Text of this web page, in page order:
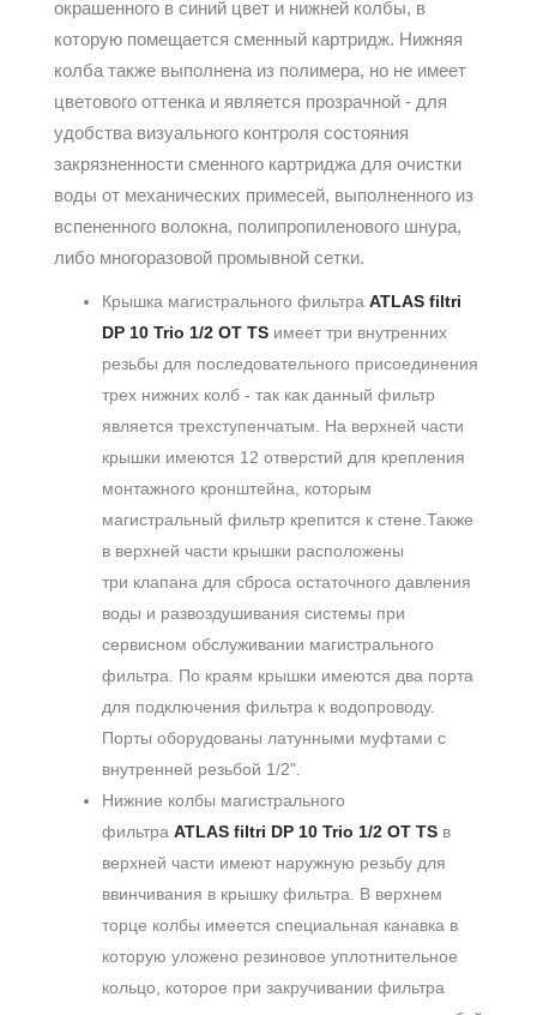
окрашенного в синий цвет и нижней колбы, в
которую помещается сменный картридж. Нижняя
колба также выполнена из полимера, но не имеет
цветового оттенка и является прозрачной - для
удобства визуального контроля состояния
закрязненности сменного картриджа для очистки
воды от механических примесей, выполненного из
вспененного волокна, полипропиленового шнура,
либо многоразовой промывной сетки.
Крышка магистрального фильтра ATLAS filtri
DP 10 Trio 1/2 OT TS имеет три внутренних
резьбы для последовательного присоединения
трех нижних колб - так как данный фильтр
является трехступенчатым. На верхней части
крышки имеются 12 отверстий для крепления
монтажного кронштейна, которым
магистральный фильтр крепится к стене.Также
в верхней части крышки расположены
три клапана для сброса остаточного давления
воды и развоздушивания системы при
сервисном обслуживании магистрального
фильтра. По краям крышки имеются два порта
для подключения фильтра к водопроводу.
Порты оборудованы латунными муфтами с
внутренней резьбой 1/2".
Нижние колбы магистрального
фильтра ATLAS filtri DP 10 Trio 1/2 OT TS в
верхней части имеют наружную резьбу для
ввинчивания в крышку фильтра. В верхнем
торце колбы имеется специальная канавка в
которую уложено резиновое уплотнительное
кольцо, которое при закручивании фильтра